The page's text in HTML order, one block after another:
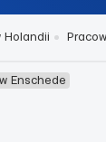
Holandii
Enschede